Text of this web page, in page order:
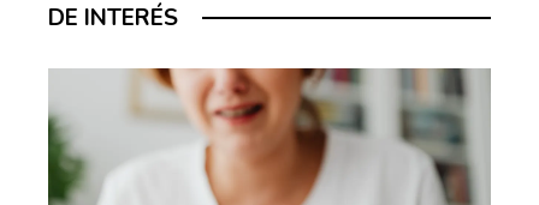
DE INTERÉS